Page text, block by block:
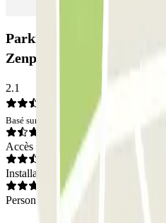
Parking Notre-Dame de
Zenpark: Avis
2.1
Basé sur 3 avis
Accès
Installations
Personnel